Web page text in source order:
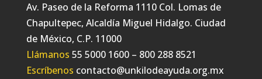
Av. Paseo de la Reforma 1110 Col. Lomas de
Chapultepec, Alcaldía Miguel Hidalgo. Ciudad
de México, C.P. 11000
Llámanos 55 5000 1600 – 800 288 8521
Escríbenos contacto@unkilodeayuda.org.mx